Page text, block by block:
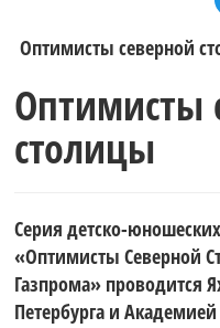
Оптимисты северной
Оптимисты
столицы
Серия детско-
«Оптимисты Северной
Газпрома» проводится
Петербурга и Академией